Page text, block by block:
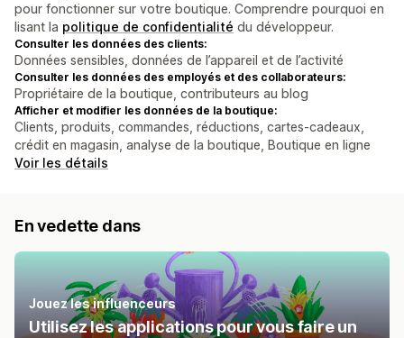
pour fonctionner sur votre boutique. Comprendre pourquoi en
lisant la politique de confidentialité du développeur.
Consulter les données des clients:
Données sensibles, données de l’appareil et de l’activité
Consulter les données des employés et des collaborateurs:
Propriétaire de la boutique, contributeurs au blog
Afficher et modifier les données de la boutique:
Clients, produits, commandes, réductions, cartes-cadeaux,
crédit en magasin, analyse de la boutique, Boutique en ligne
Voir les détails
En vedette dans
Jouez les influenceurs
Utilisez les applications pour vous faire un